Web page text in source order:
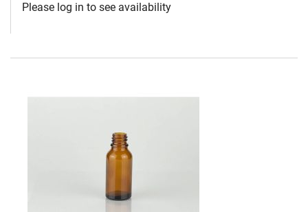
Please log in to see availability